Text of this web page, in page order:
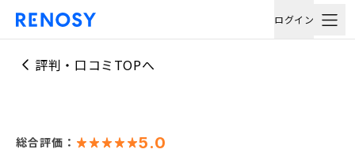
ログイン
評判・口コミTOPへ
総合評価： 5.0